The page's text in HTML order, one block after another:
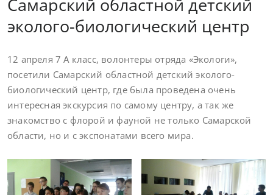
Самарский областной детский
эколого-биологический центр
12 апреля 7 А класс, волонтеры отряда «Экологи»,
посетили Самарский областной детский эколого-
биологический центр, где была проведена очень
интересная экскурсия по самому центру, а так же
знакомство с флорой и фауной не только Самарской
области, но и с экспонатами всего мира.